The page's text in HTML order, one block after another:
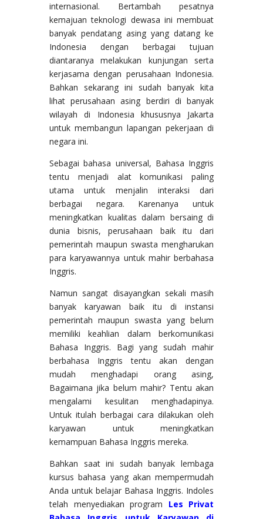
internasional. Bertambah pesatnya
kemajuan teknologi dewasa ini membuat
banyak pendatang asing yang datang ke
Indonesia dengan berbagai tujuan
diantaranya melakukan kunjungan serta
kerjasama dengan perusahaan Indonesia.
Bahkan sekarang ini sudah banyak kita
lihat perusahaan asing berdiri di banyak
wilayah di Indonesia khususnya Jakarta
untuk membangun lapangan pekerjaan di
negara ini.
Sebagai bahasa universal, Bahasa Inggris
tentu menjadi alat komunikasi paling
utama untuk menjalin interaksi dari
berbagai negara. Karenanya untuk
meningkatkan kualitas dalam bersaing di
dunia bisnis, perusahaan baik itu dari
pemerintah maupun swasta mengharukan
para karyawannya untuk mahir berbahasa
Inggris.
Namun sangat disayangkan sekali masih
banyak karyawan baik itu di instansi
pemerintah maupun swasta yang belum
memiliki keahlian dalam berkomunikasi
Bahasa Inggris. Bagi yang sudah mahir
berbahasa Inggris tentu akan dengan
mudah menghadapi orang asing,
Bagaimana jika belum mahir? Tentu akan
mengalami kesulitan menghadapinya.
Untuk itulah berbagai cara dilakukan oleh
karyawan untuk meningkatkan
kemampuan Bahasa Inggris mereka.
Bahkan saat ini sudah banyak lembaga
kursus bahasa yang akan mempermudah
Anda untuk belajar Bahasa Inggris. Indoles
telah menyediakan program Les Privat